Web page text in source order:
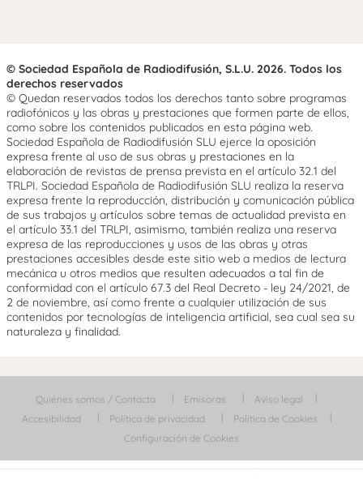
© Sociedad Española de Radiodifusión, S.L.U. 2026. Todos los
derechos reservados
© Quedan reservados todos los derechos tanto sobre programas
radiofónicos y las obras y prestaciones que formen parte de ellos,
como sobre los contenidos publicados en esta página web.
Sociedad Española de Radiodifusión SLU ejerce la oposición
expresa frente al uso de sus obras y prestaciones en la
elaboración de revistas de prensa prevista en el artículo 32.1 del
TRLPI. Sociedad Española de Radiodifusión SLU realiza la reserva
expresa frente la reproducción, distribución y comunicación pública
de sus trabajos y artículos sobre temas de actualidad prevista en
el artículo 33.1 del TRLPI, asimismo, también realiza una reserva
expresa de las reproducciones y usos de las obras y otras
prestaciones accesibles desde este sitio web a medios de lectura
mecánica u otros medios que resulten adecuados a tal fin de
conformidad con el artículo 67.3 del Real Decreto - ley 24/2021, de
2 de noviembre, así como frente a cualquier utilización de sus
contenidos por tecnologías de inteligencia artificial, sea cual sea su
naturaleza y finalidad.
Quiénes somos / Contacta Emisoras
Aviso legal
Accesibilidad
Política de privacidad
Política de Cookies
Configuración de Cookies